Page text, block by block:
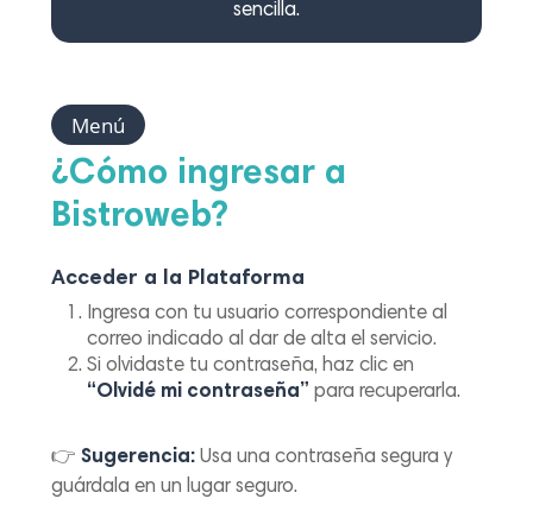
sencilla.
Menú
¿Cómo ingresar a
Bistroweb?
Acceder a la Plataforma
Ingresa con tu usuario correspondiente al
correo indicado al dar de alta el servicio.
Si olvidaste tu contraseña, haz clic en
“Olvidé mi contraseña” para recuperarla.
👉Sugerencia: Usa una contraseña segura y
guárdala en un lugar seguro.